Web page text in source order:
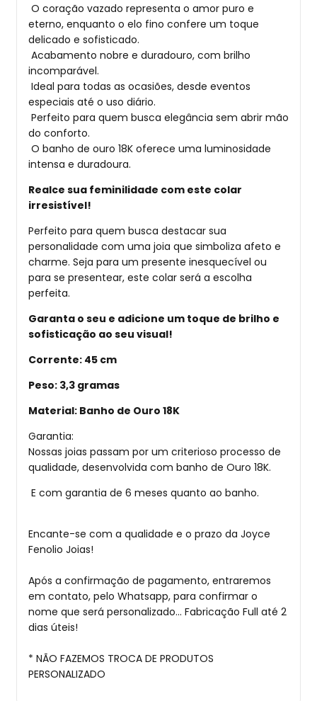
O coração vazado representa o amor puro e
eterno, enquanto o elo fino confere um toque
delicado e sofisticado.
Acabamento nobre e duradouro, com brilho
incomparável.
Ideal para todas as ocasiões, desde eventos
especiais até o uso diário.
Perfeito para quem busca elegância sem abrir mão
do conforto.
O banho de ouro 18K oferece uma luminosidade
intensa e duradoura.
Realce sua feminilidade com este colar
irresistível!
Perfeito para quem busca destacar sua
personalidade com uma joia que simboliza afeto e
charme. Seja para um presente inesquecível ou
para se presentear, este colar será a escolha
perfeita.
Garanta o seu e adicione um toque de brilho e
sofisticação ao seu visual!
Corrente: 45 cm
Peso: 3,3 gramas
Material: Banho de Ouro 18K
Garantia:
Nossas joias passam por um criterioso processo de
qualidade, desenvolvida com banho de Ouro 18K.
E com garantia de 6 meses quanto ao banho.
Encante-se com a qualidade e o prazo da Joyce
Fenolio Joias!
Após a confirmação de pagamento, entraremos
em contato, pelo Whatsapp, para confirmar o
nome que será personalizado... Fabricação Full até 2
dias úteis!
* NÃO FAZEMOS TROCA DE PRODUTOS
PERSONALIZADO